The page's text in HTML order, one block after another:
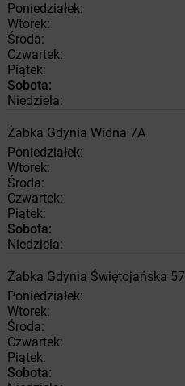
Poniedziałek:
Wtorek:
Środa:
Czwartek:
Piątek:
Sobota:
Niedziela:
Żabka Gdynia Widna 7A
Poniedziałek:
Wtorek:
Środa:
Czwartek:
Piątek:
Sobota:
Niedziela:
Żabka Gdynia Świętojańska 57
Poniedziałek:
Wtorek:
Środa:
Czwartek:
Piątek:
Sobota: